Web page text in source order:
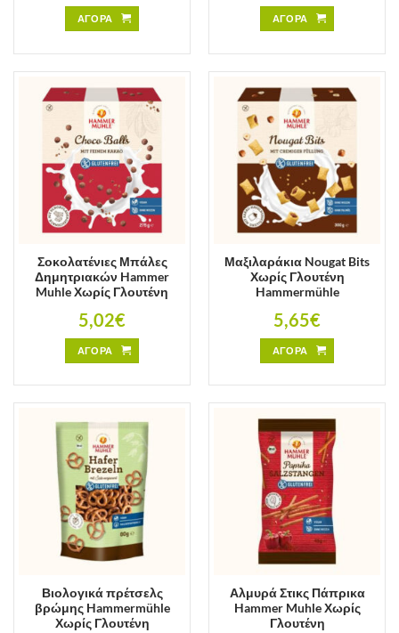
ΑΓΟΡΑ ΑΓΟΡΑ
Σοκολατένιες Μπάλες
Δημητριακών Hammer
Muhle Χωρίς Γλουτένη
5,02€
ΑΓΟΡΑ
Μαξιλαράκια Nougat Bits
Χωρίς Γλουτένη
Hammermühle
5,65€
ΑΓΟΡΑ
Βιολογικά πρέτσελς
βρώμης Hammermühle
Χωρίς Γλουτένη
Αλμυρά Στικς Πάπρικα
Hammer Muhle Χωρίς
Γλουτένη